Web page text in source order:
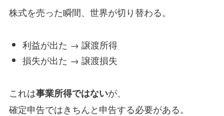
株式を売った瞬間、世界が切り替わる。
利益が出た → 譲渡所得
損失が出た → 譲渡損失
これは事業所得ではないが、
確定申告ではきちんと申告する必要がある。